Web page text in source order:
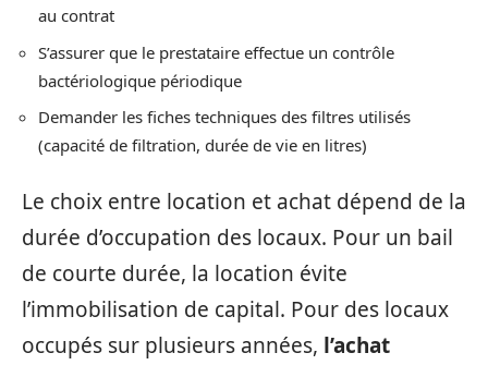
au contrat
S’assurer que le prestataire effectue un contrôle
bactériologique périodique
Demander les fiches techniques des filtres utilisés
(capacité de filtration, durée de vie en litres)
Le choix entre location et achat dépend de la
durée d’occupation des locaux. Pour un bail
de courte durée, la location évite
l’immobilisation de capital. Pour des locaux
occupés sur plusieurs années, l’achat